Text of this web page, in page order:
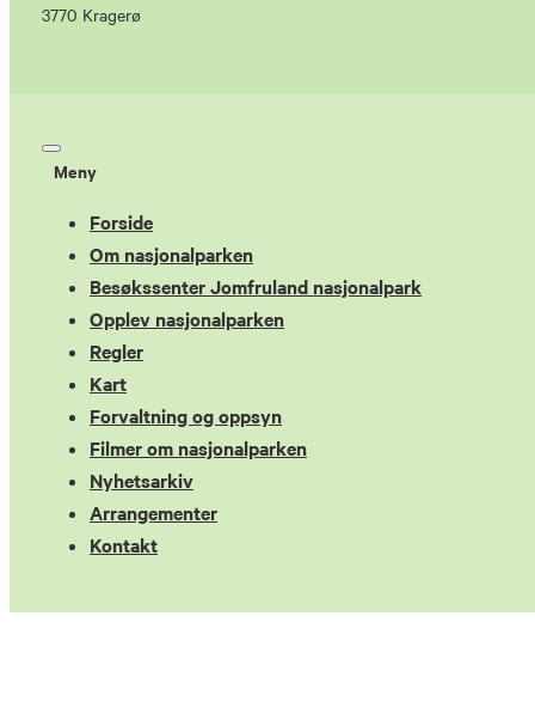
3770 Kragerø
Meny
Forside
Om nasjonalparken
Besøkssenter Jomfruland nasjonalpark
Opplev nasjonalparken
Regler
Kart
Forvaltning og oppsyn
Filmer om nasjonalparken
Nyhetsarkiv
Arrangementer
Kontakt